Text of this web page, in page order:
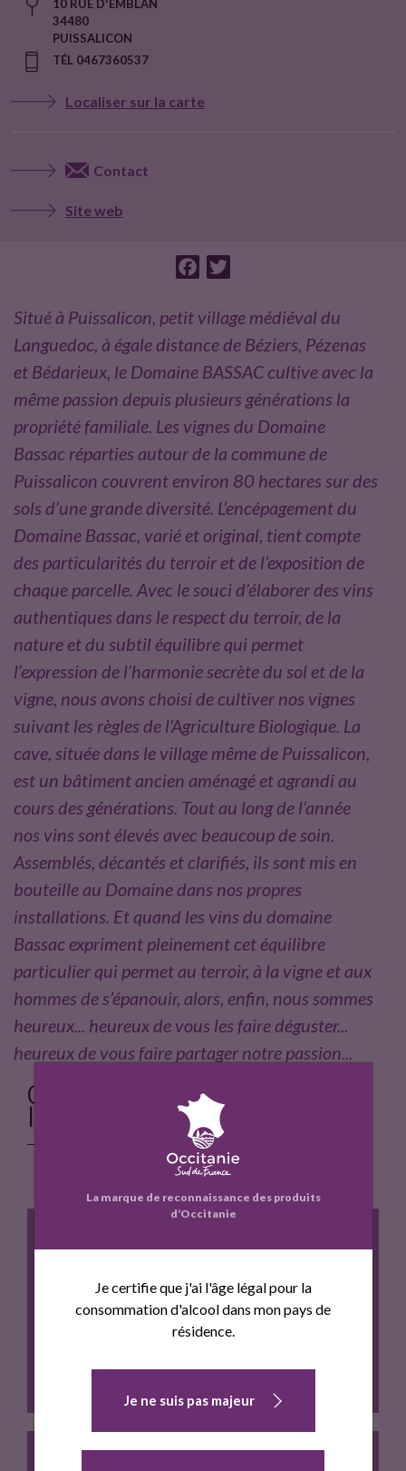
r
s
10 RUE D'EMBLAN
34480
PUISSALICON
TÉL 0467360537
Localiser sur la carte
Contact
Site web
c
o
o
k
i
t
e
r
Situé à Puissalicon, petit village médiéval du
Languedoc, à égale distance de Béziers, Pézenas
et Bédarieux, le Domaine BASSAC cultive avec la
même passion depuis plusieurs générations la
propriété familiale. Les vignes du Domaine
Bassac réparties autour de la commune de
Puissalicon couvrent environ 80 hectares sur des
sols d’une grande diversité. L’encépagement du
Domaine Bassac, varié et original, tient compte
des particularités du terroir et de l’exposition de
chaque parcelle. Avec le souci d’élaborer des vins
authentiques dans le respect du terroir, de la
nature et du subtil équilibre qui permet
l’expression de l’harmonie secrète du sol et de la
vigne, nous avons choisi de cultiver nos vignes
suivant les règles de l’Agriculture Biologique. La
cave, située dans le village même de Puissalicon,
est un bâtiment ancien aménagé et agrandi au
cours des générations. Tout au long de l’année
nos vins sont élevés avec beaucoup de soin.
Assemblés, décantés et clarifiés, ils sont mis en
bouteille au Domaine dans nos propres
installations. Et quand les vins du domaine
Bassac expriment pleinement cet équilibre
particulier qui permet au terroir, à la vigne et aux
hommes de s’épanouir, alors, enfin, nous sommes
heureux... heureux de vous les faire déguster...
heureux de vous faire partager notre passion...
Cette entreprise vous propose
les produits suivants :
LO BARTAS ROUGE
La marque de reconnaissance des produits
d’Occitanie
Je certifie que j'ai l'âge légal pour la
consommation d'alcool dans mon pays de
résidence.
Je ne suis pas majeur